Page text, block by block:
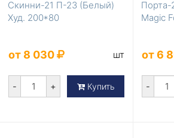
Скинни-21 П-23 (Белый)
Худ. 200*80
от 8 030 шт
- + Купить
Порта-
Magic
от 6
-